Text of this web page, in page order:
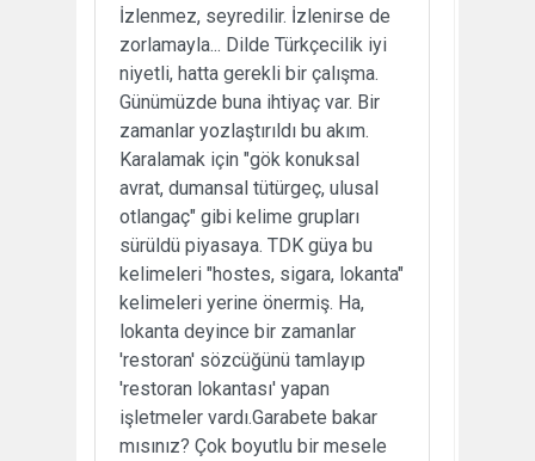
İzlenmez, seyredilir. İzlenirse de
zorlamayla... Dilde Türkçecilik iyi
niyetli, hatta gerekli bir çalışma.
Günümüzde buna ihtiyaç var. Bir
zamanlar yozlaştırıldı bu akım.
Karalamak için "gök konuksal
avrat, dumansal tütürgeç, ulusal
otlangaç" gibi kelime grupları
sürüldü piyasaya. TDK güya bu
kelimeleri "hostes, sigara, lokanta"
kelimeleri yerine önermiş. Ha,
lokanta deyince bir zamanlar
'restoran' sözcüğünü tamlayıp
'restoran lokantası' yapan
işletmeler vardı.Garabete bakar
mısınız? Çok boyutlu bir mesele